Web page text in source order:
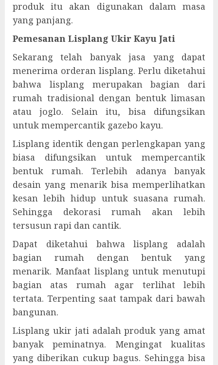
produk itu akan digunakan dalam masa
yang panjang.
Pemesanan Lisplang Ukir Kayu Jati
Sekarang telah banyak jasa yang dapat
menerima orderan lisplang. Perlu diketahui
bahwa lisplang merupakan bagian dari
rumah tradisional dengan bentuk limasan
atau joglo. Selain itu, bisa difungsikan
untuk mempercantik gazebo kayu.
Lisplang identik dengan perlengkapan yang
biasa difungsikan untuk mempercantik
bentuk rumah. Terlebih adanya banyak
desain yang menarik bisa memperlihatkan
kesan lebih hidup untuk suasana rumah.
Sehingga dekorasi rumah akan lebih
tersusun rapi dan cantik.
Dapat diketahui bahwa lisplang adalah
bagian rumah dengan bentuk yang
menarik. Manfaat lisplang untuk menutupi
bagian atas rumah agar terlihat lebih
tertata. Terpenting saat tampak dari bawah
bangunan.
Lisplang ukir jati adalah produk yang amat
banyak peminatnya. Mengingat kualitas
yang diberikan cukup bagus. Sehingga bisa